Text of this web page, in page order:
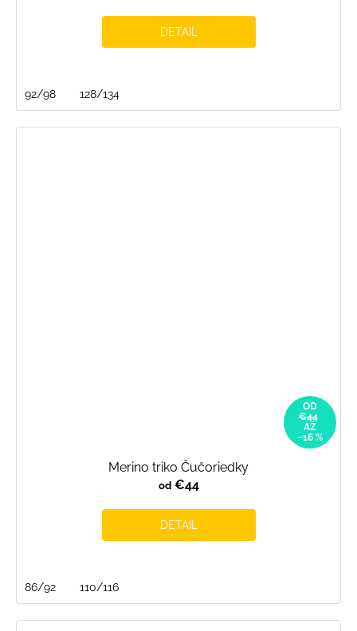
DETAIL
92/98 128/134
OD
€44
AŽ
–16 %
Merino triko Čučoriedky
od€44
DETAIL
86/92 110/116